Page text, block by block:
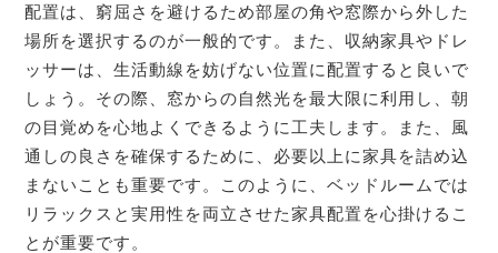
配置は、窮屈さを避けるため部屋の角や窓際から外した
場所を選択するのが一般的です。また、収納家具やドレ
ッサーは、生活動線を妨げない位置に配置すると良いで
しょう。その際、窓からの自然光を最大限に利用し、朝
の目覚めを心地よくできるように工夫します。また、風
通しの良さを確保するために、必要以上に家具を詰め込
まないことも重要です。このように、ベッドルームでは
リラックスと実用性を両立させた家具配置を心掛けるこ
とが重要です。